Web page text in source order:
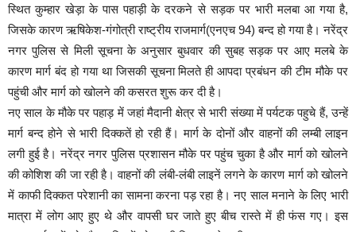
स्थित कुम्हार खेड़ा के पास पहाड़ी के दरकने से सड़क पर भारी मलबा आ गया है,
जिसके कारण ऋषिकेश-गंगोत्री राष्ट्रीय राजमार्ग(एनएच 94) बन्द हो गया है। नरेंद्र
नगर पुलिस से मिली सूचना के अनुसार बुधवार की सुबह सड़क पर आए मलबे के
कारण मार्ग बंद हो गया था जिसकी सूचना मिलते ही आपदा प्रबंधन की टीम मौके पर
पहुंची और मार्ग को खोलने की कसरत शुरू कर दी है।
नए साल के मौके पर पहाड़ में जहां मैदानी क्षेत्र से भारी संख्या में पर्यटक पहुचे हैं, उन्हें
मार्ग बन्द होने से भारी दिक्कतें हो रही हैं। मार्ग के दोनों और वाहनों की लम्बी लाइन
लगी हुई है। नरेंद्र नगर पुलिस प्रशासन मौके पर पहुंच चुका है और मार्ग को खोलने
की कोशिश की जा रही है। वाहनों की लंबी-लंबी लाइनें लगने के कारण मार्ग को खोलने
में काफी दिक्कत परेशानी का सामना करना पड़ रहा है। नए साल मनाने के लिए भारी
मात्रा में लोग आए हुए थे और वापसी घर जाते हुए बीच रास्ते में ही फंस गए। इस